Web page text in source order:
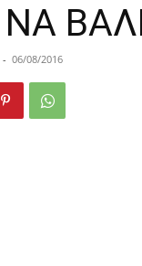
- 06/08/2016